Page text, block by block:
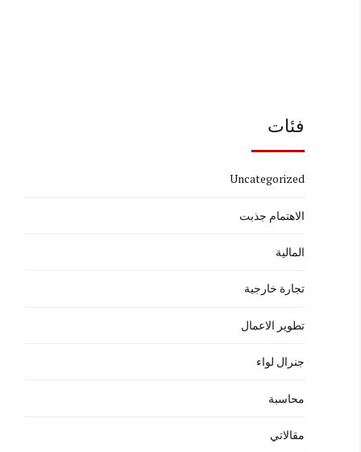
فئات
Uncategorized
الاهتمام جذبت
المالية
تجارة خارجية
تطوير الاعمال
جنرال لواء
محاسبة
مقالاتي